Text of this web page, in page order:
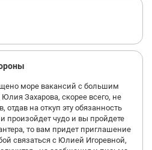
море вакансий с большим
Захарова, скорее всего, не
отдав на откуп эту обязанность
произойдет чудо и вы пройдете
то вам придет приглашение
связаться с Юлией Игоревной,